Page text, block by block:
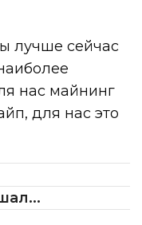
лучше сейчас
нас майнинг
для нас это